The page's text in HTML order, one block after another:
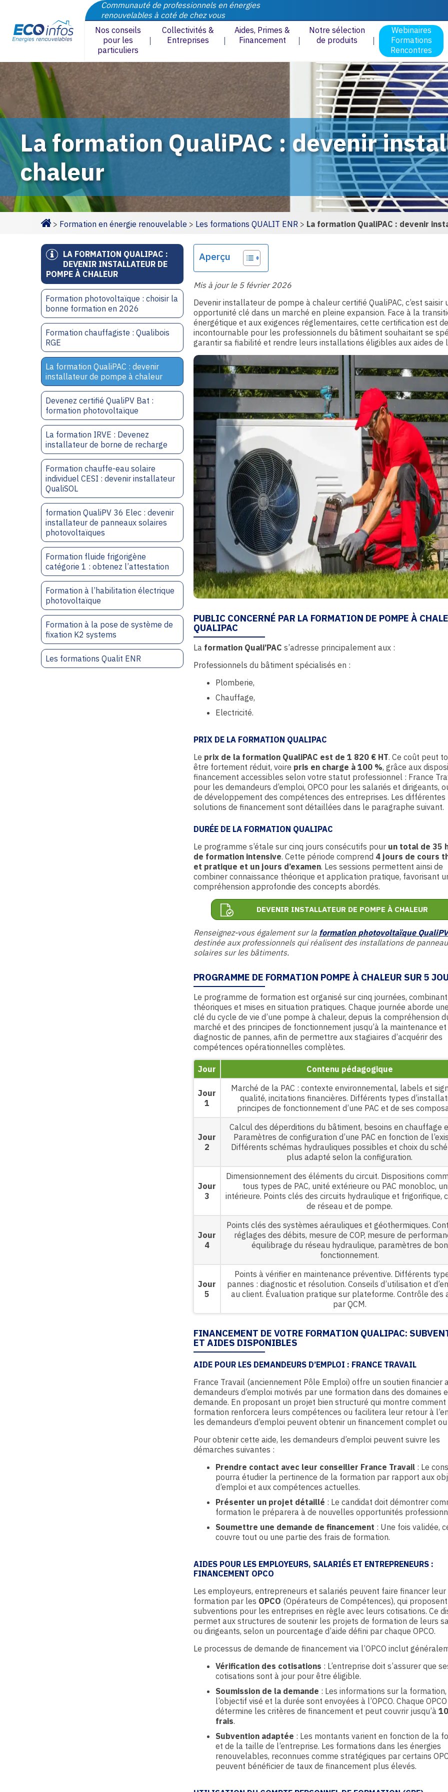
Communauté de professionnels en énergies
renouvelables à coté de chez vous
Nos conseils
pour les
particuliers
Collectivités &
Entreprises
Aides, Primes &
Financement
Notre sélection
de produits
Webinaires
Formations
Rencontres
La formation QualiPAC : devenir
chaleur
> Formation en énergie renouvelable > Les formations QUALIT ENR > La formation QualiPAC : devenir
LA FORMATION QUALIPAC :
DEVENIR INSTALLATEUR DE
POMPE À CHALEUR
Formation photovoltaïque : choisir la
bonne formation en 2026
Formation chauffagiste : Qualibois
RGE
La formation QualiPAC : devenir
installateur de pompe à chaleur
Devenez certifié QualiPV Bat :
formation photovoltaïque
La formation IRVE : Devenez
installateur de borne de recharge
Formation chauffe-eau solaire
individuel CESI : devenir installateur
QualiSOL
formation QualiPV 36 Elec : devenir
installateur de panneaux solaires
photovoltaïques
Formation fluide frigorigène
catégorie 1 : obtenez l’attestation
Formation à l’habilitation électrique
photovoltaïque
Formation à la pose de système de
fixation K2 systems
Les formations Qualit ENR
Aperçu
Mis à jour le 5 février 2026
Devenir installateur de pompe à chaleur certifié QualiPAC, c’est saisir
opportunité clé dans un marché en pleine expansion. Face à la
énergétique et aux exigences réglementaires, cette certification est
incontournable pour les professionnels du bâtiment souhaitant se
garantir sa fiabilité et rendre leurs installations éligibles aux aides de
PUBLIC CONCERNÉ PAR LA FORMATION DE POMPE À
QUALIPAC
La formation Quali’PAC s’adresse principalement aux :
Professionnels du bâtiment spécialisés en :
Plomberie,
Chauffage,
Electricité.
PRIX DE LA FORMATION QUALIPAC
Le prix de la formation QualiPAC est de 1 820 € HT. Ce coût peut
être fortement réduit, voire pris en charge à 100 %, grâce aux
financement accessibles selon votre statut professionnel : France
pour les demandeurs d’emploi, OPCO pour les salariés et dirigeants,
de développement des compétences des entreprises. Les différentes
solutions de financement sont détaillées dans le paragraphe suivant.
DURÉE DE LA FORMATION QUALIPAC
Le programme s’étale sur cinq jours consécutifs pour un total de 35
de formation intensive. Cette période comprend 4 jours de cours
et pratique et un jours d’examen. Les sessions permettent ainsi de
combiner connaissance théorique et application pratique, favorisant
compréhension approfondie des concepts abordés.
DEVENIR INSTALLATEUR DE POMPE À CHALEUR
Renseignez-vous également sur la formation photovoltaïque
destinée aux professionnels qui réalisent des installations de
solaires sur les bâtiments.
PROGRAMME DE FORMATION POMPE À CHALEUR SUR 5
Le programme de formation est organisé sur cinq journées,
théoriques et mises en situation pratiques. Chaque journée aborde
clé du cycle de vie d’une pompe à chaleur, depuis la compréhension
marché et des principes de fonctionnement jusqu’à la maintenance et
diagnostic de pannes, afin de permettre aux stagiaires d’acquérir des
compétences opérationnelles complètes.
Jour Contenu pédagogique
Jour
1
Marché de la PAC : contexte environnemental, labels et
qualité, incitations financières. Différents types
principes de fonctionnement d’une PAC et de ses
Jour
2
Calcul des déperditions du bâtiment, besoins en chauffage
Paramètres de configuration d’une PAC en fonction de
Différents schémas hydrauliques possibles et choix du
plus adapté selon la configuration.
Jour
3
Dimensionnement des éléments du circuit. Dispositions
tous types de PAC, unité extérieure ou PAC monobloc,
intérieure. Points clés des circuits hydraulique et frigorifique,
de réseau et de pompe.
Jour
4
Points clés des systèmes aérauliques et géothermiques.
réglages des débits, mesure de COP, mesure de
équilibrage du réseau hydraulique, paramètres de bon
fonctionnement.
Jour
5
Points à vérifier en maintenance préventive. Différents
pannes : diagnostic et résolution. Conseils d’utilisation et
au client. Évaluation pratique sur plateforme. Contrôle des
par QCM.
FINANCEMENT DE VOTRE FORMATION QUALIPAC:
ET AIDES DISPONIBLES
AIDE POUR LES DEMANDEURS D’EMPLOI : FRANCE TRAVAIL
France Travail (anciennement Pôle Emploi) offre un soutien financier
demandeurs d’emploi motivés par une formation dans des domaines
demande. En proposant un projet bien structuré qui montre comment
formation renforcera leurs compétences ou facilitera leur retour à
les demandeurs d’emploi peuvent obtenir un financement complet
Pour obtenir cette aide, les demandeurs d’emploi peuvent suivre les
démarches suivantes :
Prendre contact avec leur conseiller France Travail : Le
pourra étudier la pertinence de la formation par rapport aux
d’emploi et aux compétences actuelles.
Présenter un projet détaillé : Le candidat doit démontrer
formation le préparera à de nouvelles opportunités
Soumettre une demande de financement : Une fois validée,
couvre tout ou une partie des frais de formation.
AIDES POUR LES EMPLOYEURS, SALARIÉS ET ENTREPRENEURS :
FINANCEMENT OPCO
Les employeurs, entrepreneurs et salariés peuvent faire financer leur
formation par les OPCO (Opérateurs de Compétences), qui
subventions pour les entreprises en règle avec leurs cotisations. Ce
permet aux structures de soutenir les projets de formation de leurs
ou dirigeants, selon un pourcentage d’aide défini par chaque OPCO.
Le processus de demande de financement via l’OPCO inclut
Vérification des cotisations : L’entreprise doit s’assurer que
cotisations sont à jour pour être éligible.
Soumission de la demande : Les informations sur la formation,
l’objectif visé et la durée sont envoyées à l’OPCO. Chaque OPCO
détermine les critères de financement et peut couvrir jusqu’à
frais.
Subvention adaptée : Les montants varient en fonction de la
et de la taille de l’entreprise. Les formations dans les énergies
renouvelables, reconnues comme stratégiques par certains
peuvent bénéficier de taux de financement plus élevés.